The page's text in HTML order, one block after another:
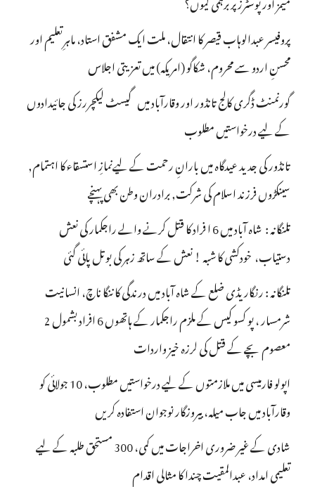
پروفیسر عبدالوہاب قیصر کا انتقال، ملت ایک مشفق استاد، ماہرِتعلیم اور
محسنِ اردو سے محروم، شکاگو (امریکہ) میں تعزیتی اجلاس
گورنمنٹ ڈگری کالج تانڈور اور وقارآباد میں گیسٹ لیکچررز کی جائیدادوں
کے لیے درخواستیں مطلوب
تانڈور کی جدید عیدگاہ میں بارانِ رحمت کے لیےنمازِ استسقاء کا اہتمام,
سینکڑوں فرزند اسلام کی شرکت, برادران وطن بھی پہنچے
تلنگانہ : شاہ آباد میں 6 ا فراد کا قتل کرنے والے راجکمار کی نعش
دستیاب، خودکشی کا شبہ ! نعش کے ساتھ زہر کی بوتل پائی گئی
تلنگانہ : رنگاریڈی ضلع کے شاہ آباد میں درندگی کا ننگا ناچ، انسانیت
شرمسار ، پو کسو کیس کے ملزم راجکمار کے ہاتھوں 6 افراد بشمول 2
معصوم بچے کے قتل کی لرزہ خیز واردات
اپولو فارمیسی میں ملازمتوں کے لیے درخواستیں مطلوب، 10 جولائی کو
وقارآباد میں جاب میلہ، بیروزگار نوجوان استفادہ کریں
شادی کے غیر ضروری اخراجات میں کمی، 300 مستحق طلبہ کے لیے
تعلیمی امداد، عبدالمقیت چندا کا مثالی اقدام